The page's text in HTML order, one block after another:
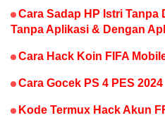
Cara Sadap HP Istri Tanpa
Tanpa Aplikasi & Dengan
Cara Hack Koin FIFA
Cara Gocek PS 4 PES 2024
Kode Termux Hack Akun